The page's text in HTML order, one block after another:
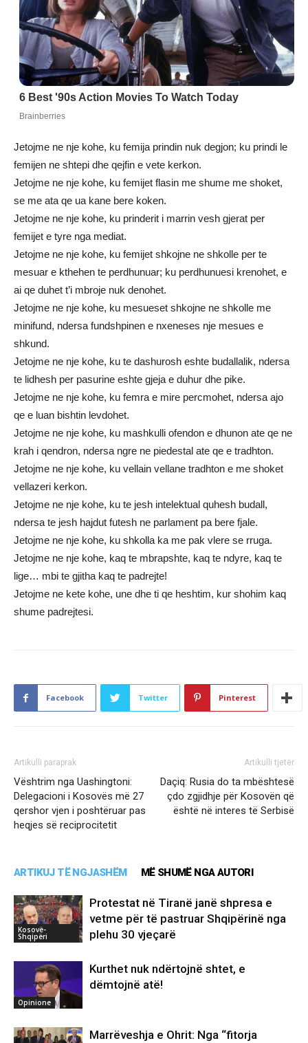
Jetojme ne nje kohe, ku femija prindin nuk degjon; ku prindi le
femijen ne shtepi dhe qejfin e vete kerkon.
Jetojme ne nje kohe, ku femijet flasin me shume me shoket,
se me ata qe ua kane bere koken.
Jetojme ne nje kohe, ku prinderit i marrin vesh gjerat per
femijet e tyre nga mediat.
Jetojme ne nje kohe, ku femijet shkojne ne shkolle per te
mesuar e kthehen te perdhunuar; ku perdhunuesi krenohet, e
ai qe duhet t’i mbroje nuk denohet.
Jetojme ne nje kohe, ku mesueset shkojne ne shkolle me
minifund, ndersa fundshpinen e nxeneses nje mesues e
shkund.
Jetojme ne nje kohe, ku te dashurosh eshte budallalik, ndersa
te lidhesh per pasurine eshte gjeja e duhur dhe pike.
Jetojme ne nje kohe, ku femra e mire percmohet, ndersa ajo
qe e luan bishtin levdohet.
Jetojme ne nje kohe, ku mashkulli ofendon e dhunon ate qe ne
krah i qendron, ndersa ngre ne piedestal ate qe e tradhton.
Jetojme ne nje kohe, ku vellain vellane tradhton e me shoket
vellazeri kerkon.
Jetojme ne nje kohe, ku te jesh intelektual quhesh budall,
ndersa te jesh hajdut futesh ne parlament pa bere fjale.
Jetojme ne nje kohe, ku shkolla ka me pak vlere se rruga.
Jetojme ne nje kohe, kaq te mbrapshte, kaq te ndyre, kaq te
lige… mbi te gjitha kaq te padrejte!
Jetojme ne kete kohe, une dhe ti qe heshtim, kur shohim kaq
shume padrejtesi.
Facebook Twitter Pinterest
Artikulli paraprak
Vështrim nga Uashingtoni:
Delegacioni i Kosovës më 27
qershor vjen i poshtëruar pas
heqjes së reciprocitetit
Artikulli tjetër
Daçiq: Rusia do ta mbështesë
çdo zgjidhje për Kosovën që
është në interes të Serbisë
ARTIKUJ TË NGJASHËM MË SHUMË NGA AUTORI
Kosovë-
Shqipëri
Protestat në Tiranë janë shpresa e
vetme për të pastruar Shqipërinë nga
plehu 30 vjeçarë
Opinione
Kurthet nuk ndërtojnë shtet, e
dëmtojnë atë!
Marrëveshja e Ohrit: Nga “fitorja